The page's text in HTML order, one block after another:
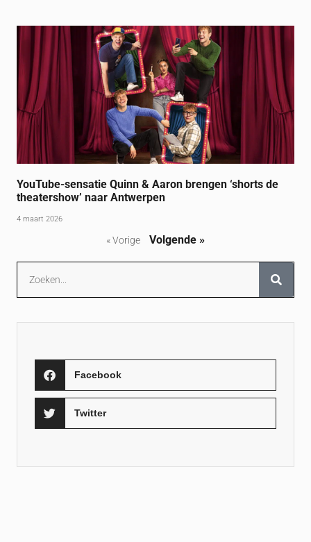
YouTube-sensatie Quinn & Aaron brengen ‘shorts de
theatershow’ naar Antwerpen
4 maart 2026
« Vorige Volgende »
Facebook
Twitter